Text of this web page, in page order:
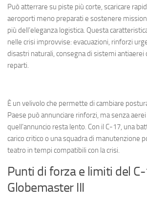
Può atterrare su piste più corte, scaricare
aeroporti meno preparati e sostenere
più dell’eleganza logistica. Questa
nelle crisi improvvise: evacuazioni, rinforzi
disastri naturali, consegna di sistemi
reparti.
È un velivolo che permette di cambiare
Paese può annunciare rinforzi, ma senza
quell’annuncio resta lento. Con il C-17, una
carico critico o una squadra di manutenzione
teatro in tempi compatibili con la crisi.
Punti di forza e limiti del
Globemaster III